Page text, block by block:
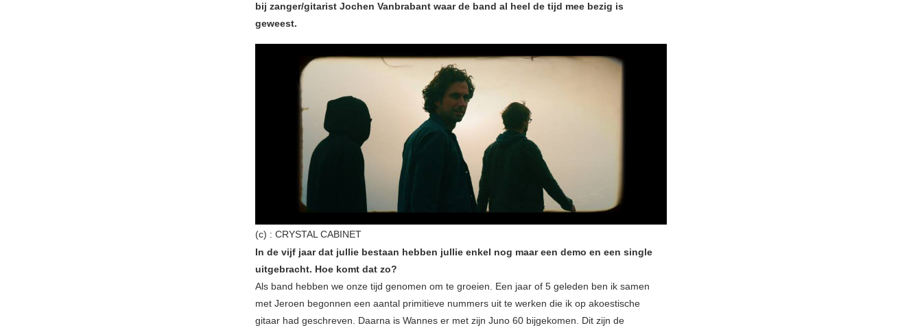
bij zanger/gitarist Jochen Vanbrabant waar de band al heel de tijd mee bezig is
geweest.
(c) : CRYSTAL CABINET
In de vijf jaar dat jullie bestaan hebben jullie enkel nog maar een demo en een single
uitgebracht. Hoe komt dat zo?
Als band hebben we onze tijd genomen om te groeien. Een jaar of 5 geleden ben ik samen
met Jeroen begonnen een aantal primitieve nummers uit te werken die ik op akoestische
gitaar had geschreven. Daarna is Wannes er met zijn Juno 60 bijgekomen. Dit zijn de